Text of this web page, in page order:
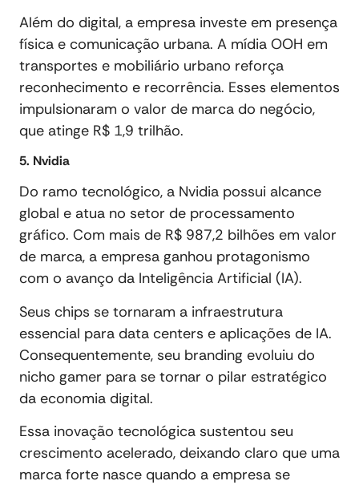
Além do digital, a empresa investe em presença
física e comunicação urbana. A mídia OOH em
transportes e mobiliário urbano reforça
reconhecimento e recorrência. Esses elementos
impulsionaram o valor de marca do negócio,
que atinge R$ 1,9 trilhão.
5. Nvidia
Do ramo tecnológico, a Nvidia possui alcance
global e atua no setor de processamento
gráfico. Com mais de R$ 987,2 bilhões em valor
de marca, a empresa ganhou protagonismo
com o avanço da Inteligência Artificial (IA).
Seus chips se tornaram a infraestrutura
essencial para data centers e aplicações de IA.
Consequentemente, seu branding evoluiu do
nicho gamer para se tornar o pilar estratégico
da economia digital.
Essa inovação tecnológica sustentou seu
crescimento acelerado, deixando claro que uma
marca forte nasce quando a empresa se